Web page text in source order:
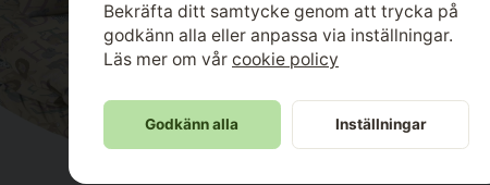
Bekräfta ditt samtycke genom att trycka på
godkänn alla eller anpassa via inställningar.
Läs mer om vår cookie policy
Godkänn alla Inställningar